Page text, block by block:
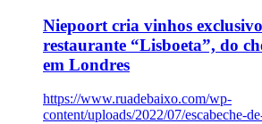
Niepoort cria vinhos
restaurante “Lisboeta”, do
em Londres
https://www.ruadebaixo.com/wp-
content/uploads/2022/07/escabeche-